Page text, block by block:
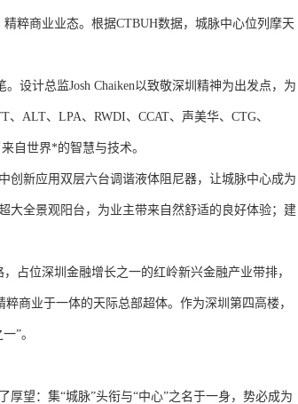
粹商业业态。根据CTBUH数据，城脉中心位列摩天
设计总监Josh Chaiken以致敬深圳精神为出发点，为
ALT、LPA、RWDI、CCAT、声美华、CTG、
自世界*的智慧与技术。
创新应用双层六台调谐液体阻尼器，让城脉中心成为
大全景观阳台，为业主带来自然舒适的良好体验；建
占位深圳金融增长之一的红岭新兴金融产业带排，
商业于一体的天际总部超体。作为深圳第四高楼，
”。
望：集“城脉”头衔与“中心”之名于一身，势必成为